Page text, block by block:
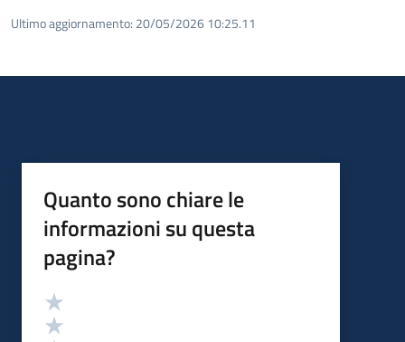
Ultimo aggiornamento: 20/05/2026 10:25.11
Quanto sono chiare le
informazioni su questa
pagina?
Valutazione